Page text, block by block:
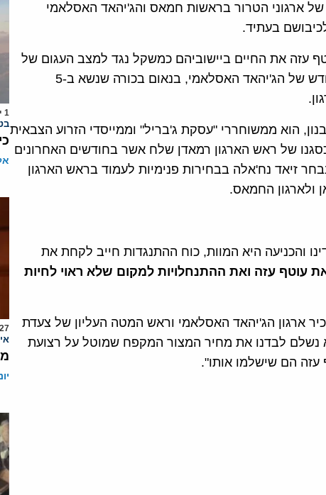
ארגוני הטרור בראשות חמאס והג'יהאד האסלאמי
בעתיד.
עזה את החיים ביישוביהם כמשקל נגד למצב העגום של
תושבי רצועת עזה נתן זיאד נח'אלה, המנהיג החדש של הג'יהאד האסלאמי, בנאום בכורה שנשא ב-5
הוא ממשוחררי "עסקת ג'בריל" וממייסדי הזרוע הצבאית
מאז 1995 הוא משמש כסגנו של ראש הארגון רמאדן שלח אשר בחודשים האחרונים
זיאד נח'אלה בבחירות פנימיות לעמוד בראש הארגון
ולארגון החמאס.
והכניעה היא המוות, כוח ההתנגדות חייב לקחת את
עוטף עזה ואת ההתנחלויות למקום שלא ראוי לחיות
ארגון הג'יהאד האסלאמי וראש המטה העליון של צעדת
ב-5 באוקטובר: " לא נשלם לבדנו את מחיר המצור המקפח שמוטל על רצועת
עזה הם שישלמו אותו".
1 יוני, 2026
27 מאי, 2026